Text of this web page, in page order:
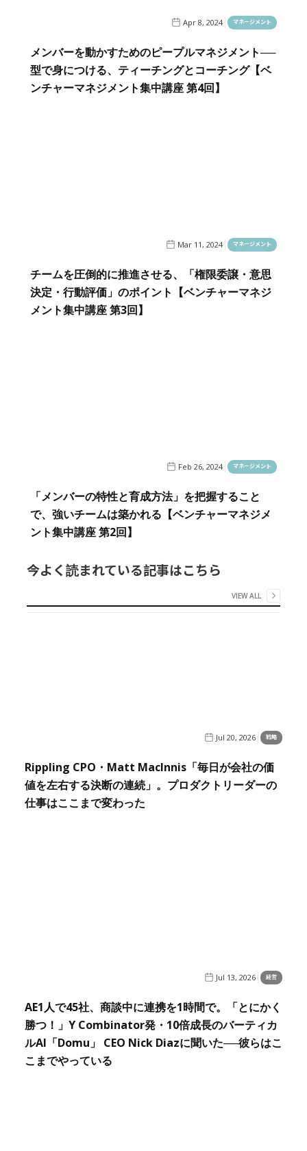
Apr 8, 2024 マネージメント
メンバーを動かすためのピープルマネジメント──
型で身につける、ティーチングとコーチング【ベ
ンチャーマネジメント集中講座 第4回】
Mar 11, 2024 マネージメント
チームを圧倒的に推進させる、「権限委譲・意思
決定・行動評価」のポイント【ベンチャーマネジ
メント集中講座 第3回】
Feb 26, 2024 マネージメント
「メンバーの特性と育成方法」を把握すること
で、強いチームは築かれる【ベンチャーマネジメ
ント集中講座 第2回】
今よく読まれている記事はこちら
VIEW ALL
Jul 20, 2026 戦略
Rippling CPO・Matt MacInnis「毎日が会社の価
値を左右する決断の連続」。プロダクトリーダーの
仕事はここまで変わった
Jul 13, 2026 経営
AE1人で45社、商談中に連携を1時間で。「とにかく
勝つ！」Y Combinator発・10倍成長のバーティカ
ルAI「Domu」 CEO Nick Diazに聞いた──彼らはこ
こまでやっている